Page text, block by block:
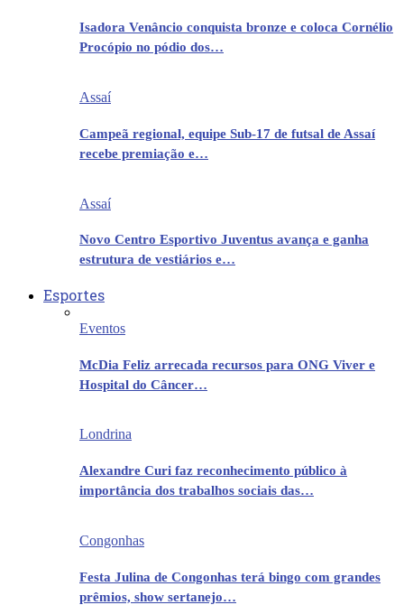
Isadora Venâncio conquista bronze e coloca Cornélio
Procópio no pódio dos…
Assaí
Campeã regional, equipe Sub-17 de futsal de Assaí
recebe premiação e…
Assaí
Novo Centro Esportivo Juventus avança e ganha
estrutura de vestiários e…
Esportes
Eventos
McDia Feliz arrecada recursos para ONG Viver e
Hospital do Câncer…
Londrina
Alexandre Curi faz reconhecimento público à
importância dos trabalhos sociais das…
Congonhas
Festa Julina de Congonhas terá bingo com grandes
prêmios, show sertanejo…